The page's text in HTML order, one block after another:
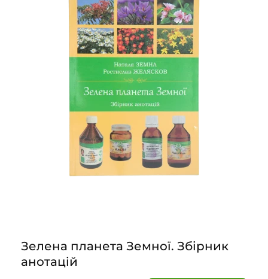
Зелена планета Земної. Збірник
анотацій